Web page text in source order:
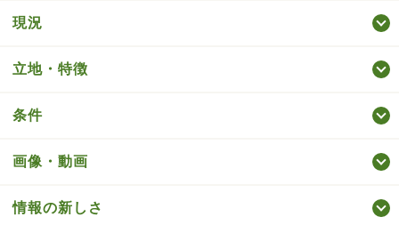
現況
立地・特徴
条件
画像・動画
情報の新しさ